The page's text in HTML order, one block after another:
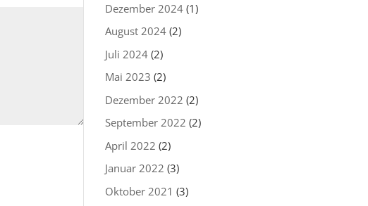
Dezember 2024(1)
August 2024(2)
Juli 2024(2)
Mai 2023 (2)
Dezember 2022 (2)
September 2022 (2)
April 2022 (2)
Januar 2022 (3)
Oktober 2021 (3)